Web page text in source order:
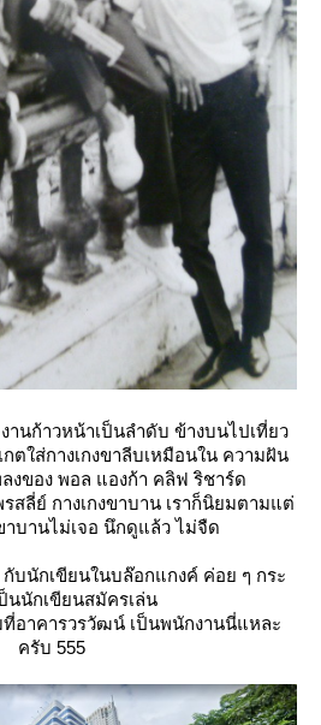
งานก้าวหน้าเป็นลำดับ ข้างบนไปเที่ยว
ตใส่กางเกงขาลีบเหมือนใน ความฝัน
งของ พอล แองก้า คลิฟ ริชาร์ด
สลี่ย์ กางเกงขาบาน เราก็นิยมตามแต่
าบานไม่เจอ นึกดูแล้ว ไม่จืด
บนักเขียนในบล๊อกแกงค์ ค่อย ๆ กระ
นนักเขียนสมัครเล่น
อาคารวรวัฒน์ เป็นพนักงานนี่แหละ
ครับ 555